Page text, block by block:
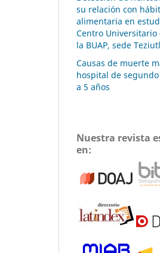
su relación con
alimentaria en
Centro Universitario
la BUAP, sede
Causas de muerte
hospital de
a 5 años
Nuestra revista
en: